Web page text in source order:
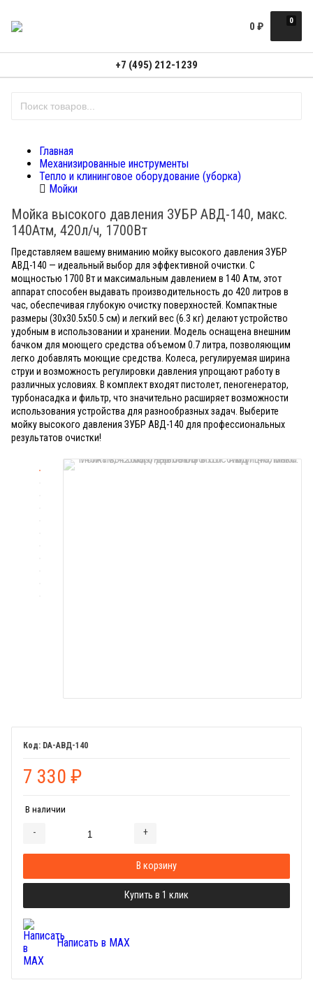
0
0 ₽
+7 (495) 212-1239
Главная
Механизированные инструменты
Тепло и клининговое оборудование (уборка)
Мойки
Мойка высокого давления ЗУБР АВД-140, макс.
140Атм, 420л/ч, 1700Вт
Представляем вашему вниманию мойку высокого давления ЗУБР
АВД-140 — идеальный выбор для эффективной очистки. С
мощностью 1700 Вт и максимальным давлением в 140 Атм, этот
аппарат способен выдавать производительность до 420 литров в
час, обеспечивая глубокую очистку поверхностей. Компактные
размеры (30x30.5x50.5 см) и легкий вес (6.3 кг) делают устройство
удобным в использовании и хранении. Модель оснащена внешним
бачком для моющего средства объемом 0.7 литра, позволяющим
легко добавлять моющие средства. Колеса, регулируемая ширина
струи и возможность регулировки давления упрощают работу в
различных условиях. В комплект входят пистолет, пеногенератор,
турбонасадка и фильтр, что значительно расширяет возможности
использования устройства для разнообразных задач. Выберите
мойку высокого давления ЗУБР АВД-140 для профессиональных
результатов очистки!
DA-АВД-140
7 330 ₽
В наличии
- +
В корзину
Купить в 1 клик
Написать в MAX